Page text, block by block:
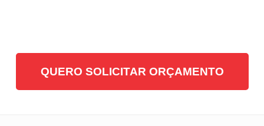
QUERO SOLICITAR ORÇAMENTO